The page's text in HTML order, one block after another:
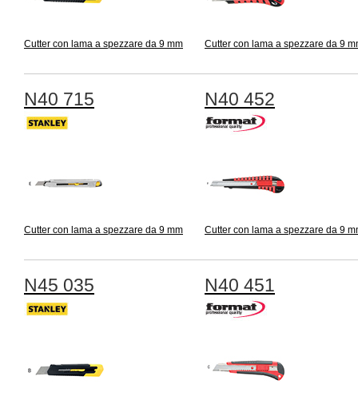
Cutter con lama a spezzare da 9 mm Cutter con lama a spezzare da 9
N40 715
Cutter con lama a spezzare da 9 mm
N40 452
Cutter con lama a spezzare da 9
N45 035 N40 451